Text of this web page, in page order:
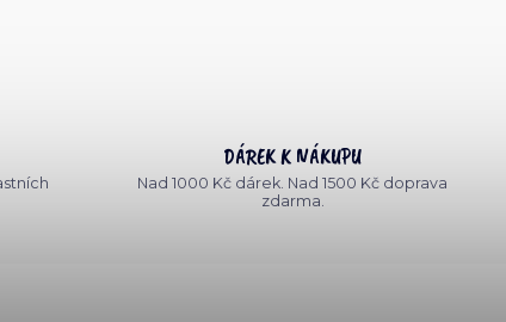
DÁREK K NÁKUPU
Nad 1000 Kč dárek. Nad 1500 Kč doprava
zdarma.